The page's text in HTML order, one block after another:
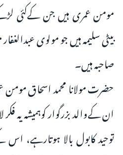
مومن عمری ہیں جن کےکئی
بیٹی سلیمہ ہیں جو مولوی
صاحبہ ہیں۔
حضرت مولانا محمد اسحاق مومن
ان کےوالد بزرگوار کوہمیشہ یہ
توحید کابول بالا ہوتارہے،